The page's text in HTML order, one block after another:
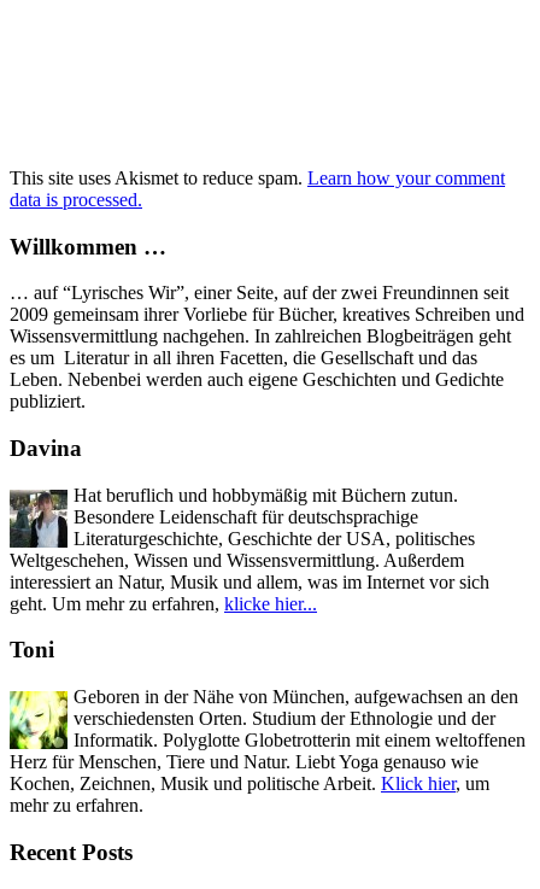
This site uses Akismet to reduce spam. Learn how your comment
data is processed.
Willkommen …
… auf “Lyrisches Wir”, einer Seite, auf der zwei Freundinnen seit
2009 gemeinsam ihrer Vorliebe für Bücher, kreatives Schreiben und
Wissensvermittlung nachgehen. In zahlreichen Blogbeiträgen geht
es um Literatur in all ihren Facetten, die Gesellschaft und das
Leben. Nebenbei werden auch eigene Geschichten und Gedichte
publiziert.
Davina
Hat beruflich und hobbymäßig mit Büchern zutun.
Besondere Leidenschaft für deutschsprachige
Literaturgeschichte, Geschichte der USA, politisches
Weltgeschehen, Wissen und Wissensvermittlung. Außerdem
interessiert an Natur, Musik und allem, was im Internet vor sich
geht. Um mehr zu erfahren, klicke hier...
Toni
Geboren in der Nähe von München, aufgewachsen an den
verschiedensten Orten. Studium der Ethnologie und der
Informatik. Polyglotte Globetrotterin mit einem weltoffenen
Herz für Menschen, Tiere und Natur. Liebt Yoga genauso wie
Kochen, Zeichnen, Musik und politische Arbeit. Klick hier, um
mehr zu erfahren.
Recent Posts